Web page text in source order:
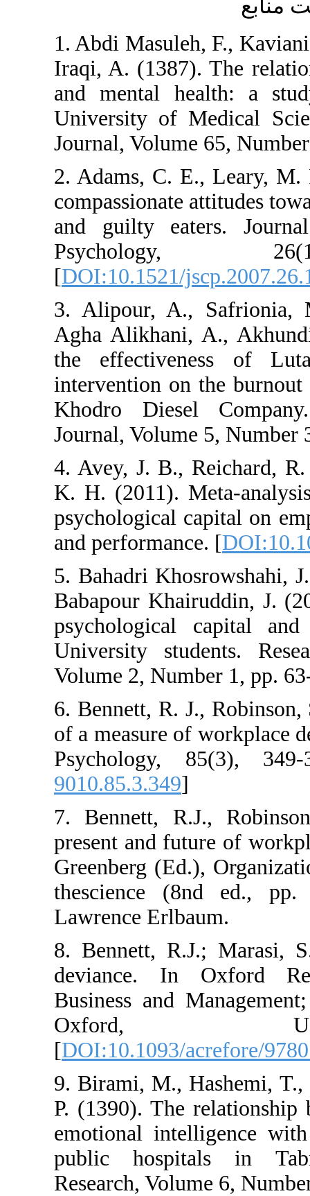
1. Abdi
Iraqi, A.
and mental
University of
Journal,
2. Adams, C.
compassionate
and guilty
[DOI:10.1521/
3. Alipour, A.,
Agha Alikhani,
the
intervention on
Khodro
Journal,
4. Avey, J. B.,
K. H. (2011).
psychological
and
5. Bahadri
Babapour
psychological
University
Volume 2,
6. Bennett, R.
of a measure of
Psychology,
9010.85.3.349
7. Bennett,
present and
Greenberg
thescience
Lawrence
8. Bennett,
deviance. In
Business and
[DOI:10.1093/
9. Birami, M.,
P. (1390). The
emotional
public
Research,